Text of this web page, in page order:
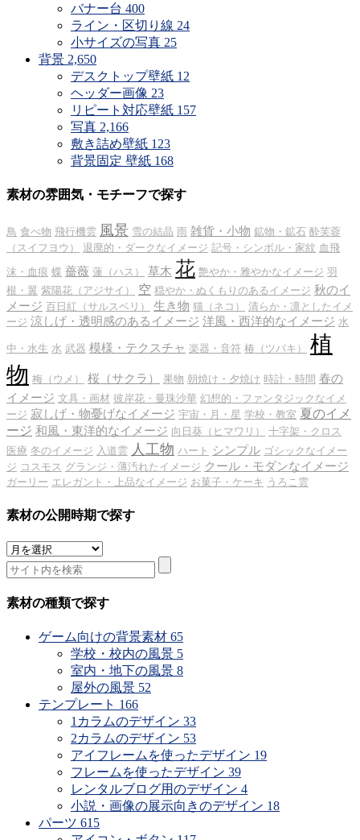
バナー台 400
ライン・区切り線 24
小サイズの写真 25
背景 2,650
デスクトップ壁紙 12
ヘッダー画像 23
リピート対応壁紙 157
写真 2,166
敷き詰め壁紙 123
背景固定 壁紙 168
素材の雰囲気・モチーフで探す
鳥 食べ物 飛行機雲 風景 雪の結晶 雨 雑貨・小物 鉱物・鉱石 酔芙蓉
（スイフヨウ）
退廃的・ダークなイメージ 記号・シンボル・家紋 血飛
沫・血痕 蝶 薔薇 蓮（ハス） 草木 花 艶やか・雅やかなイメージ 羽
根・翼 紫陽花（アジサイ） 空 穏やか・ぬくもりのあるイメージ 秋のイ
メージ 百日紅（サルスベリ） 生き物 猫（ネコ）
清らか・凛としたイメ
ージ 涼しげ・透明感のあるイメージ 洋風・西洋的なイメージ 水
中・水生 水 武器 模様・テクスチャ 楽器・音符 椿（ツバキ）
植
物 梅（ウメ） 桜（サクラ） 果物 朝焼け・夕焼け 時計・時間 春の
イメージ 文具・画材 彼岸花・曼珠沙華 幻想的・ファンタジックなイメ
ージ 寂しげ・物憂げなイメージ 宇宙・月・星 学校・教室 夏のイメ
ージ 和風・東洋的なイメージ 向日葵（ヒマワリ）
十字架・クロス
医療 冬のイメージ 入道雲 人工物 ハート シンプル ゴシックなイメー
ジ コスモス グランジ・薄汚れたイメージ クール・モダンなイメージ
ガーリー エレガント・上品なイメージ お菓子・ケーキ うろこ雲
素材の公開時期で探す
素
材
の
公
素材の種類で探す
ゲーム向けの背景素材 65
学校・校内の風景 5
室内・地下の風景 8
屋外の風景 52
テンプレート 166
1カラムのデザイン 33
2カラムのデザイン 53
アイフレームを使ったデザイン 19
フレームを使ったデザイン 39
レンタルブログ用のデザイン 4
小説・画像の展示向きのデザイン 18
パーツ 615